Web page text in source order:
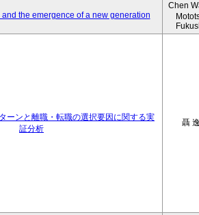
the emergence of a new generation
Chen
ーンと離職・転職の選択要因に関する実
証分析
聶